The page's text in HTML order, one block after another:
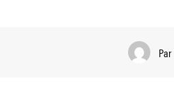
Par